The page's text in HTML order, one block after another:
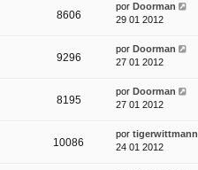
8606
por Doorman
29 01 2012
9296
por Doorman
27 01 2012
8195
por Doorman
27 01 2012
10086
por tigerwittmann
24 01 2012